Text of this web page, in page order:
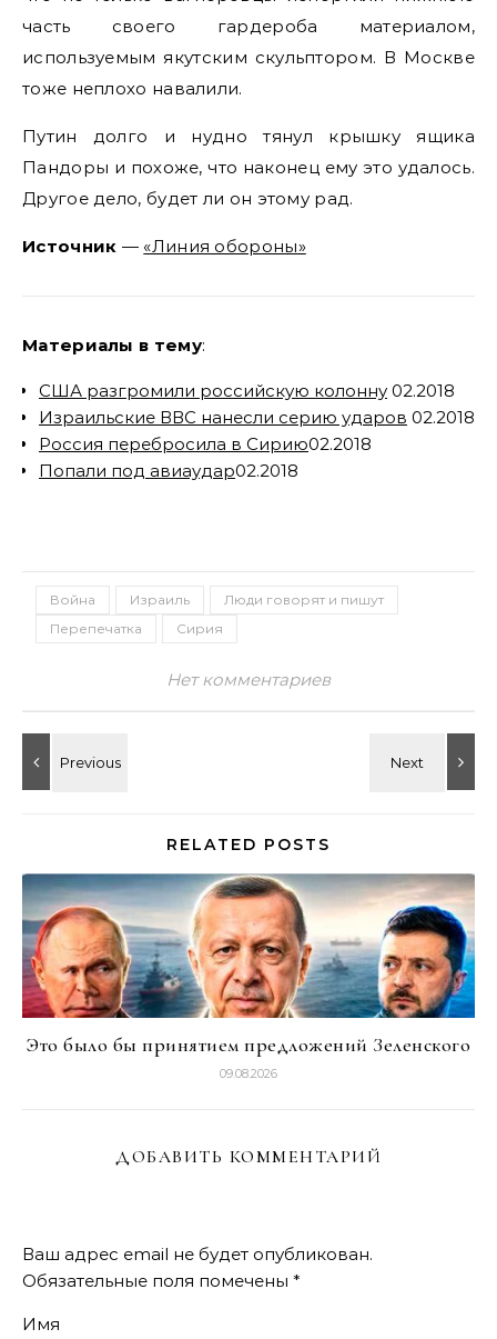
часть своего гардероба материалом,
используемым якутским скульптором. В Москве
тоже неплохо навалили.
Путин долго и нудно тянул крышку ящика
Пандоры и похоже, что наконец ему это удалось.
Другое дело, будет ли он этому рад.
Источник — «Линия обороны»
Материалы в тему:
США разгромили российскую колонну 02.2018
Израильские ВВС нанесли серию ударов 02.2018
Россия перебросила в Сирию02.2018
Попали под авиаудар02.2018
Война Израиль
Люди говорят и пишут
Перепечатка
Сирия
Нет комментариев
RELATED POSTS
Это было бы принятием предложений Зеленского
09.08.2026
ДОБАВИТЬ КОММЕНТАРИЙ
Ваш адрес email не будет опубликован.
Обязательные поля помечены *
Имя